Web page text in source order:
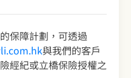
保障計劃，可透過
與我們的客戶
經紀或立橋保險授權之